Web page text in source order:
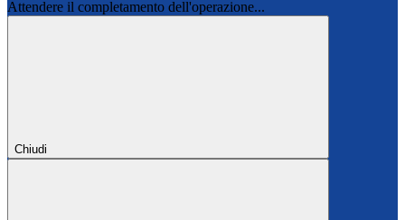
Attendere il completamento dell'operazione...
Chiudi